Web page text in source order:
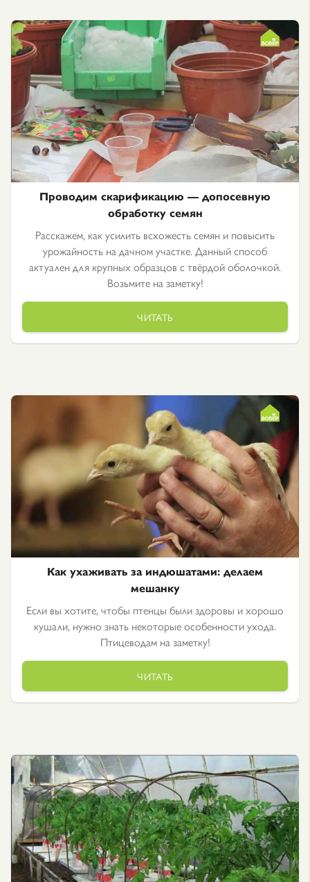
Проводим скарификацию — допосевную
обработку семян
Расскажем, как усилить всхожесть семян и повысить
урожайность на дачном участке. Данный способ
актуален для крупных образцов с твёрдой оболочкой.
Возьмите на заметку!
ЧИТАТЬ
Как ухаживать за индюшатами: делаем
мешанку
Если вы хотите, чтобы птенцы были здоровы и хорошо
кушали, нужно знать некоторые особенности ухода.
Птицеводам на заметку!
ЧИТАТЬ